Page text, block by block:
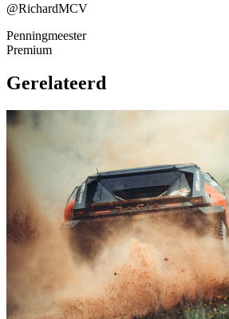
@RichardMCV
Penningmeester
Premium
Gerelateerd